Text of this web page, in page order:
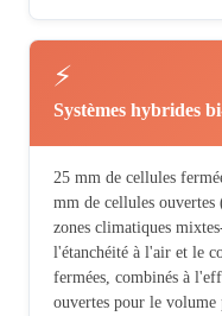
⚡
Systèmes hybrides
25 mm de cellules
mm de cellules ouvertes
zones climatiques
l'étanchéité à l'air et le
fermées, combinés à
ouvertes pour le